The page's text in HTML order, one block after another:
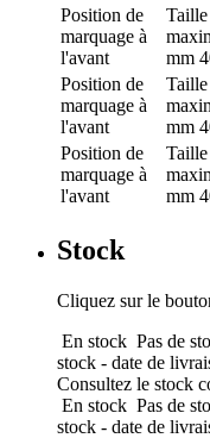
Position de
marquage à
l'avant
Taille
mm
Position de
marquage à
l'avant
Taille
mm
Position de
marquage à
l'avant
Taille
mm
Stock
Cliquez sur le
En stock Pas de
stock - date de
Consultez le stock
En stock Pas de
stock - date de